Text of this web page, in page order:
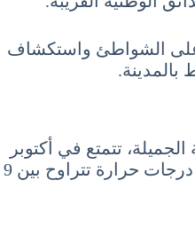
على الشواطئ واستكشاف
بالمدينة.
الجميلة، تتمتع في أكتوبر
بطقس مشمس ومعتدل مع درجات حرارة تتراوح بين 9